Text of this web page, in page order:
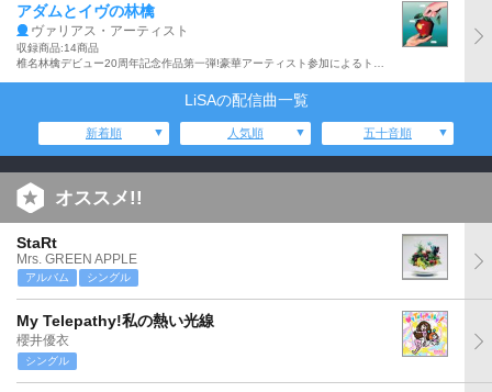
アダムとイヴの林檎
ヴァリアス・アーティスト
収録商品:14商品
LiSAの配信曲一覧
新着順 人気順 五十音順
オススメ!!
StaRt
Mrs. GREEN APPLE
アルバム シングル
My Telepathy!私の熱い光線
櫻井優衣
シングル